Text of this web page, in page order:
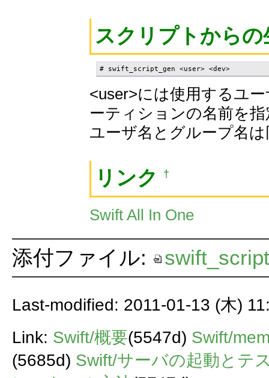
スクリプトから
# swift_script_gen <user> <dev>
<user>には使用するユ
ーティションの名前を
ユーザ名とグループ名
リンク †
Swift All In One
添付ファイル:
Last-modified: 2011-01-13 (木)
Link: Swift/概要(5547d) Swift/
(5685d) Swift/サーバの起動とテ